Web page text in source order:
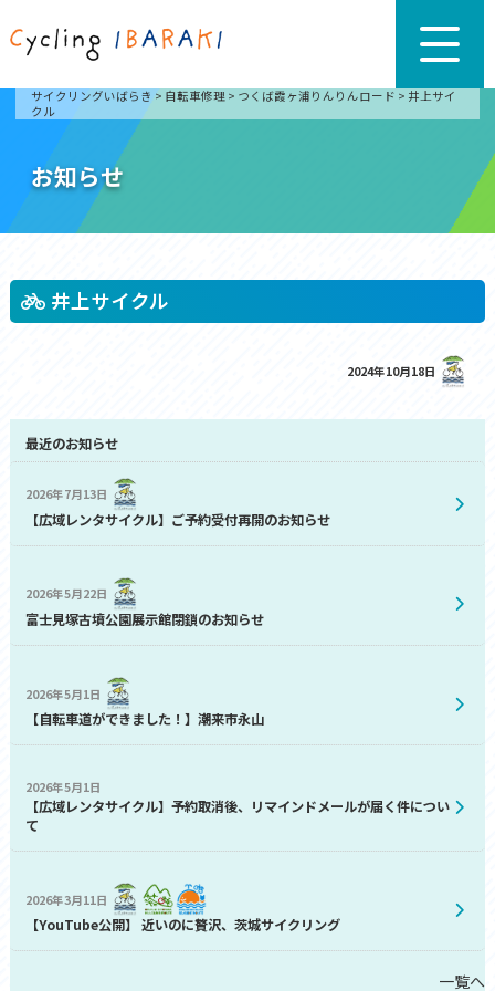
サイクリングいばらき > 自転車修理 > つくば霞ヶ浦りんりんロード > 井上サイ
クル
お知らせ
井上サイクル
2024年10月18日
最近のお知らせ
2026年7月13日
【広域レンタサイクル】ご予約受付再開のお知らせ
2026年5月22日
富士見塚古墳公園展示館閉鎖のお知らせ
2026年5月1日
【自転車道ができました！】潮来市永山
2026年5月1日
【広域レンタサイクル】予約取消後、リマインドメールが届く件につい
て
2026年3月11日
【YouTube公開】 近いのに贅沢、茨城サイクリング
一覧へ